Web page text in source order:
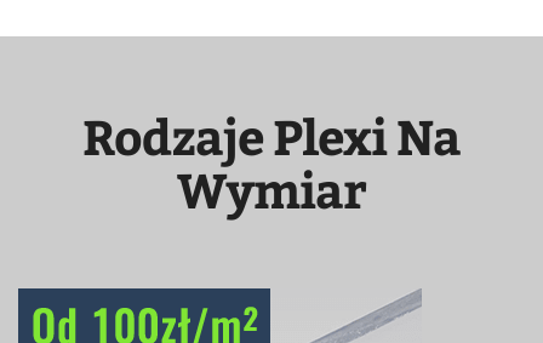
Rodzaje Plexi Na
Wymiar